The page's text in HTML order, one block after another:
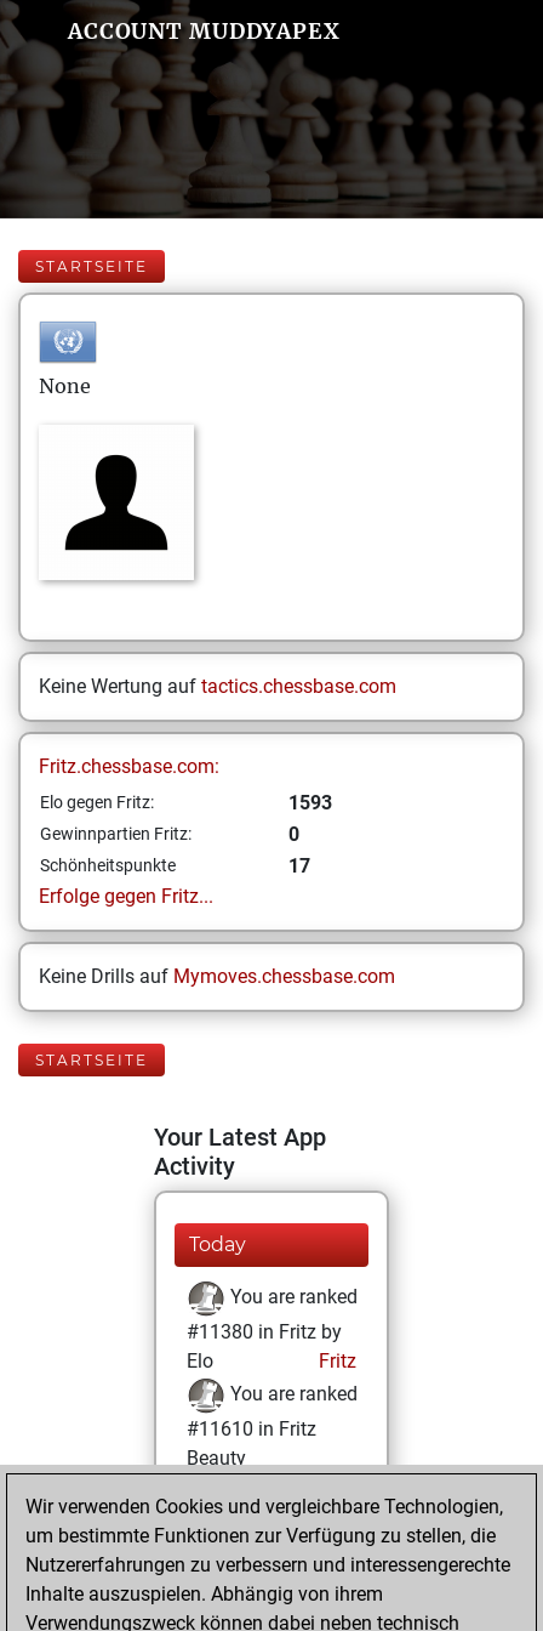
ACCOUNT MUDDYAPEX
STARTSEITE
None
Keine Wertung auf tactics.chessbase.com
Fritz.chessbase.com:
Elo gegen Fritz: 1593
Gewinnpartien Fritz: 0
Schönheitspunkte
17
Erfolge gegen Fritz...
Keine Drills auf Mymoves.chessbase.com
STARTSEITE
Your Latest App
Activity
Today
You are ranked
#11380 in Fritz by
Elo
Fritz
You are ranked
#11610 in Fritz
Beauty
Dienstag,
Dezember 13,
2022
You achieved a
Wir verwenden Cookies und vergleichbare Technologien,
um bestimmte Funktionen zur Verfügung zu stellen, die
Nutzererfahrungen zu verbessern und interessengerechte
Inhalte auszuspielen. Abhängig von ihrem
Verwendungszweck können dabei neben technisch